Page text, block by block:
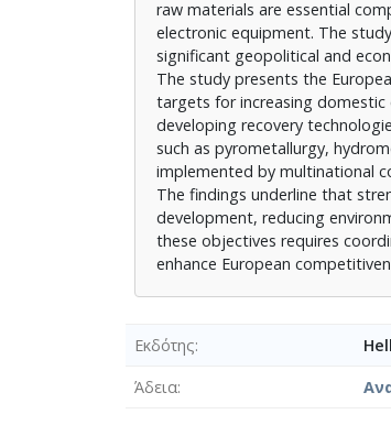
raw materials are essential
electronic equipment. The
significant geopolitical and
The study presents the
targets for increasing
developing recovery
such as pyrometallurgy,
implemented by multinational
The findings underline that
development, reducing
these objectives requires
enhance European
Εκδότης
Άδεια